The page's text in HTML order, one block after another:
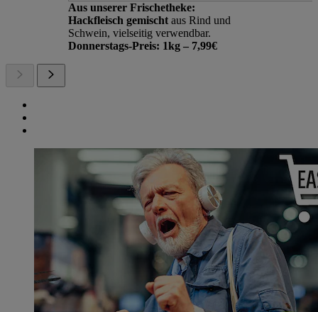
Aus unserer Frischetheke:
Hackfleisch gemischt aus Rind und
Schwein, vielseitig verwendbar.
Donnerstags-Preis: 1kg – 7,99€